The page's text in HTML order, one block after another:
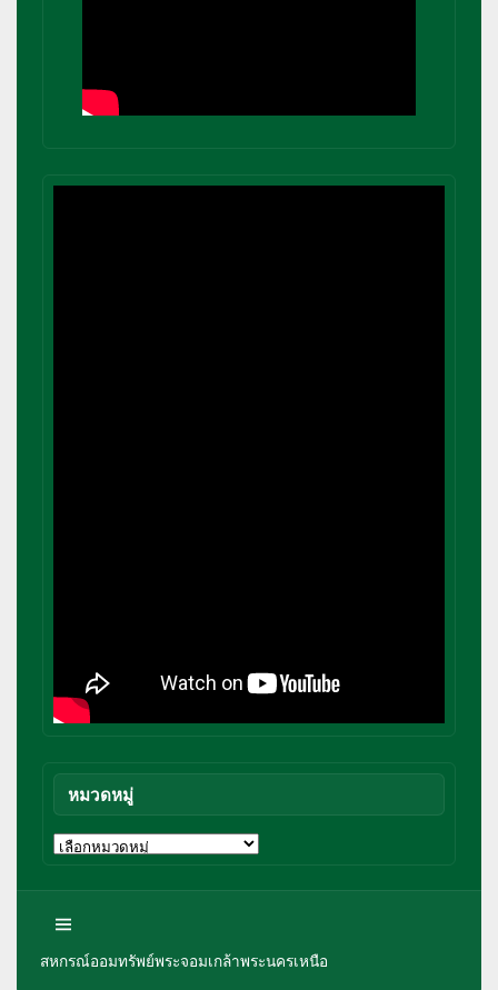
หมวดหมู่
หมวด
หมู่
สหกรณ์ออมทรัพย์พระจอมเกล้าพระนครเหนือ